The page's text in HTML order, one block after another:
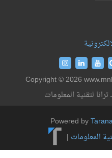
Copyright © 2026
لتقنية المعلومات
Powered by
المعلومات |